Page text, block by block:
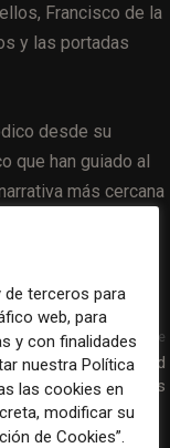
Francisco de la
y las portadas
desde su
que han guiado al
más cercana
Artículo siguiente
of state-affiliated
platform | AP News
terceros para
web, para
y con finalidades
nuestra Política
las cookies en
modificar su
de Cookies”.